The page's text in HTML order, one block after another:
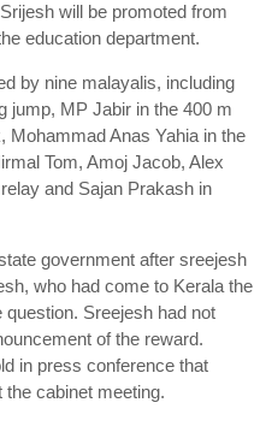
will be promoted from
education department.
by nine malayalis, including
jump, MP Jabir in the 400 m
Mohammad Anas Yahia in the
Tom, Amoj Jacob, Alex
and Sajan Prakash in
government after sreejesh
who had come to Kerala the
Sreejesh had not
of the reward.
in press conference that
cabinet meeting.